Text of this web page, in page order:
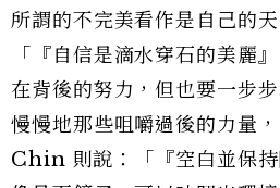
所謂的不完美看作是自己的
「『自信是滴水穿石的美麗
在背後的努力，但也要一步
慢慢地那些咀嚼過後的力量，
Chin 則說：「『空白並保